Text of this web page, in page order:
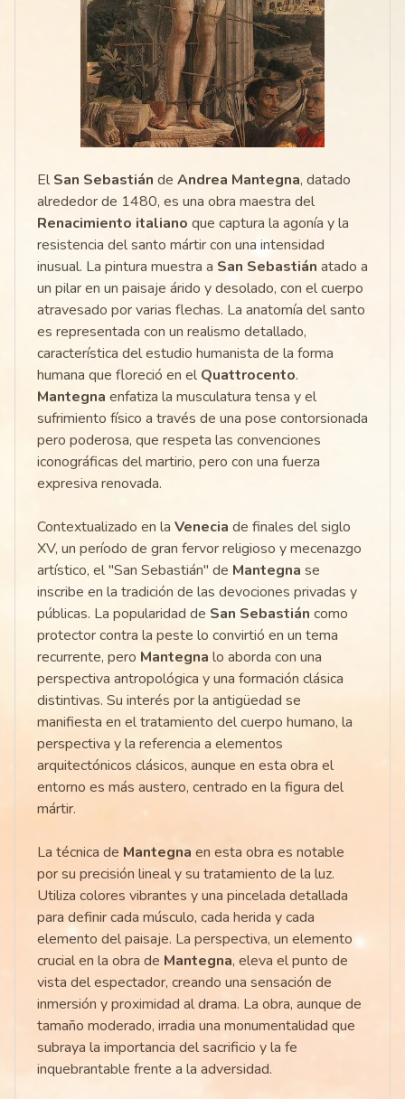
ElSan Sebastián de Andrea Mantegna, datado
alrededor de 1480, es una obra maestra del
Renacimiento italiano que captura la agonía y la
resistencia del santo mártir con una intensidad
inusual. La pintura muestra a San Sebastián atado a
un pilar en un paisaje árido y desolado, con el cuerpo
atravesado por varias flechas. La anatomía del santo
es representada con un realismo detallado,
característica del estudio humanista de la forma
humana que floreció en elQuattrocento.
Mantegna enfatiza la musculatura tensa y el
sufrimiento físico a través de una pose contorsionada
pero poderosa, que respeta las convenciones
iconográficas del martirio, pero con una fuerza
expresiva renovada.
Contextualizado en la Venecia de finales del siglo
XV, un período de gran fervor religioso y mecenazgo
artístico, el "San Sebastián" de Mantegna se
inscribe en la tradición de las devociones privadas y
públicas. La popularidad de San Sebastián como
protector contra la peste lo convirtió en un tema
recurrente, pero Mantegna lo aborda con una
perspectiva antropológica y una formación clásica
distintivas. Su interés por la antigüedad se
manifiesta en el tratamiento del cuerpo humano, la
perspectiva y la referencia a elementos
arquitectónicos clásicos, aunque en esta obra el
entorno es más austero, centrado en la figura del
mártir.
La técnica de Mantegna en esta obra es notable
por su precisión lineal y su tratamiento de la luz.
Utiliza colores vibrantes y una pincelada detallada
para definir cada músculo, cada herida y cada
elemento del paisaje. La perspectiva, un elemento
crucial en la obra de Mantegna, eleva el punto de
vista del espectador, creando una sensación de
inmersión y proximidad al drama. La obra, aunque de
tamaño moderado, irradia una monumentalidad que
subraya la importancia del sacrificio y la fe
inquebrantable frente a la adversidad.